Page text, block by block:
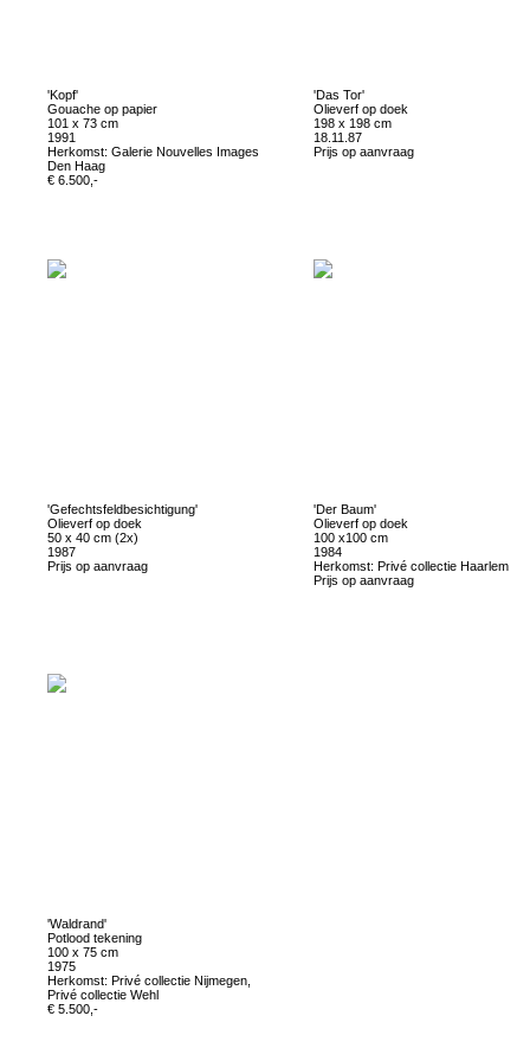
'Kopf'
Gouache op papier
101 x 73 cm
1991
Herkomst: Galerie Nouvelles Images
Den Haag
€ 6.500,-
'Das Tor'
Olieverf op doek
198 x 198 cm
18.11.87
Prijs op aanvraag
'Gefechtsfeldbesichtigung'
Olieverf op doek
50 x 40 cm (2x)
1987
Prijs op aanvraag
'Der Baum'
Olieverf op doek
100 x100 cm
1984
Herkomst: Privé collectie Haarlem
Prijs op aanvraag
'Waldrand'
Potlood tekening
100 x 75 cm
1975
Herkomst: Privé collectie Nijmegen,
Privé collectie Wehl
€ 5.500,-